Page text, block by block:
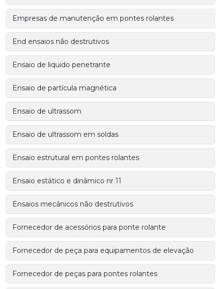
Empresas de manutenção em pontes rolantes
End ensaios não destrutivos
Ensaio de liquido penetrante
Ensaio de partícula magnética
Ensaio de ultrassom
Ensaio de ultrassom em soldas
Ensaio estrutural em pontes rolantes
Ensaio estático e dinâmico nr 11
Ensaios mecânicos não destrutivos
Fornecedor de acessórios para ponte rolante
Fornecedor de peça para equipamentos de elevação
Fornecedor de peças para pontes rolantes